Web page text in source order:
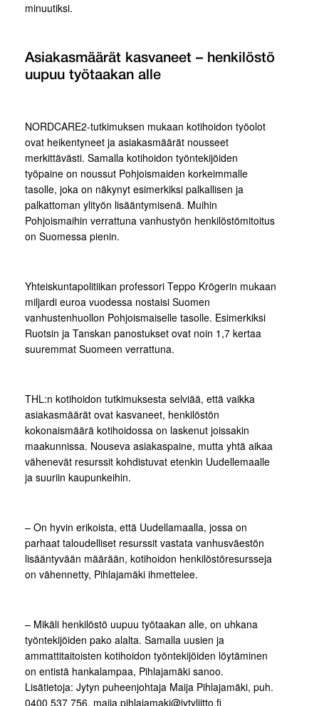
minuutiksi.
Asiakasmäärät kasvaneet – henkilöstö
uupuu työtaakan alle
NORDCARE2-tutkimuksen mukaan kotihoidon työolot
ovat heikentyneet ja asiakasmäärät nousseet
merkittävästi. Samalla kotihoidon työntekijöiden
työpaine on noussut Pohjoismaiden korkeimmalle
tasolle, joka on näkynyt esimerkiksi palkallisen ja
palkattoman ylityön lisääntymisenä. Muihin
Pohjoismaihin verrattuna vanhustyön henkilöstömitoitus
on Suomessa pienin.
Yhteiskuntapolitiikan professori Teppo Krögerin mukaan
miljardi euroa vuodessa nostaisi Suomen
vanhustenhuollon Pohjoismaiselle tasolle. Esimerkiksi
Ruotsin ja Tanskan panostukset ovat noin 1,7 kertaa
suuremmat Suomeen verrattuna.
THL:n kotihoidon tutkimuksesta selviää, että vaikka
asiakasmäärät ovat kasvaneet, henkilöstön
kokonaismäärä kotihoidossa on laskenut joissakin
maakunnissa. Nouseva asiakaspaine, mutta yhtä aikaa
vähenevät resurssit kohdistuvat etenkin Uudellemaalle
ja suuriin kaupunkeihin.
– On hyvin erikoista, että Uudellamaalla, jossa on
parhaat taloudelliset resurssit vastata vanhusväestön
lisääntyvään määrään, kotihoidon henkilöstöresursseja
on vähennetty, Pihlajamäki ihmettelee.
– Mikäli henkilöstö uupuu työtaakan alle, on uhkana
työntekijöiden pako alalta. Samalla uusien ja
ammattitaitoisten kotihoidon työntekijöiden löytäminen
on entistä hankalampaa, Pihlajamäki sanoo.
Lisätietoja: Jytyn puheenjohtaja Maija Pihlajamäki, puh.
0400 537 756, maija.pihlajamaki@jytyliitto.fi